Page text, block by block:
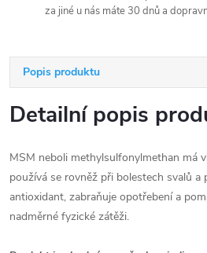
za jiné u nás máte 30 dnů a
Popis produktu
Detailní popis
MSM neboli methylsulfonylmethan má
používá se rovněž při bolestech svalů a
antioxidant, zabraňuje opotřebení a
nadměrné fyzické zátěži.